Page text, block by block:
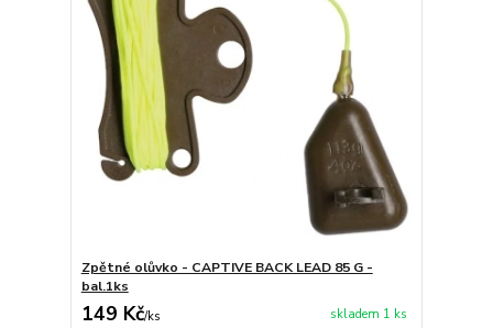
Zpětné olůvko - CAPTIVE BACK LEAD 85 G -
bal.1ks
149 Kč/ks skladem 1 ks